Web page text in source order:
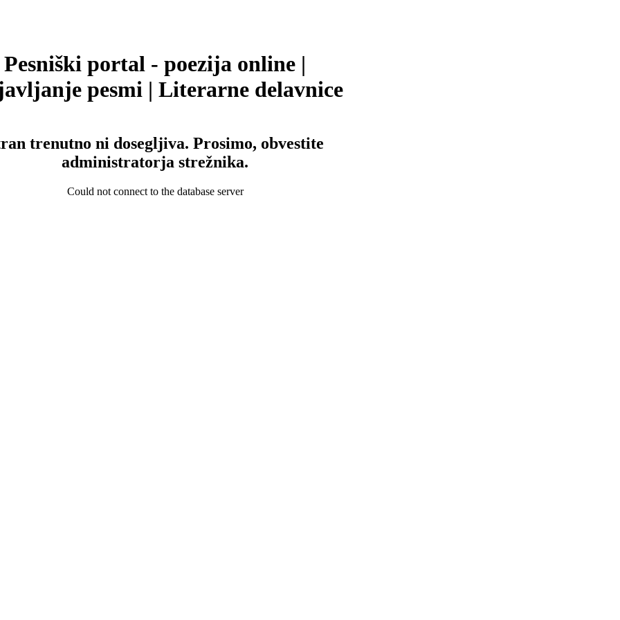
Pesniški portal - poezija online |
pesmi | Literarne delavnice
trenutno ni dosegljiva. Prosimo, obvestite
administratorja strežnika.
Could not connect to the database server